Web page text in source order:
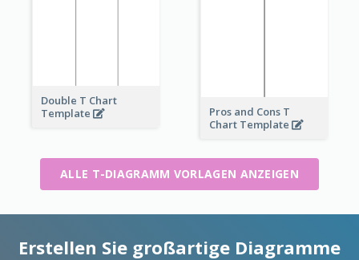
Double T Chart
Template
Pros and Cons T
Chart Template
ALLE T-DIAGRAMM VORLAGEN ANZEIGEN
Erstellen Sie großartige Diagramme